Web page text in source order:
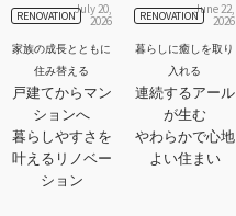
RENOVATIONJuly 20,
2026
家族の成長とともに
住み替える
戸建てからマン
ションへ
暮らしやすさを
叶えるリノベー
ション
RENOVATIONJune 22,
2026
暮らしに癒しを取り
入れる
連続するアール
が生む
やわらかで心地
よい住まい